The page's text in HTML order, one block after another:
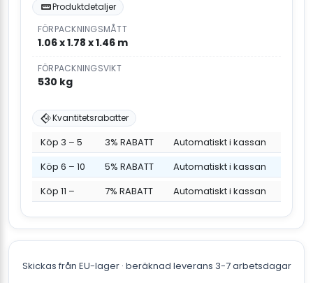
Produktdetaljer
FÖRPACKNINGSMÅTT
1.06 x 1.78 x 1.46 m
FÖRPACKNINGSVIKT
530 kg
Kvantitetsrabatter
Köp 3 – 5 3% RABATT
Automatiskt i kassan
Köp 6 – 10
5% RABATT
Automatiskt i kassan
Köp 11 –
7% RABATT Automatiskt i kassan
Skickas från EU-lager · beräknad leverans 3-7 arbetsdagar